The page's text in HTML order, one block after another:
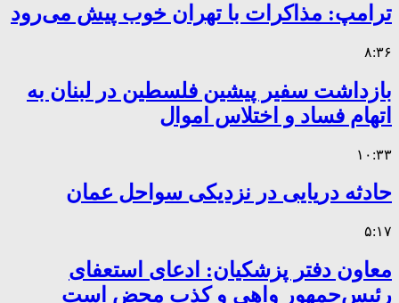
ترامپ: مذاکرات با تهران خوب پیش می‌رود
۸:۳۶
بازداشت سفیر پیشین فلسطین در لبنان به
اتهام فساد و اختلاس اموال
۱۰:۳۳
حادثه دریایی در نزدیکی سواحل عمان
۵:۱۷
معاون دفتر پزشکیان: ادعای استعفای
رئیس‌جمهور واهی و کذب محض است